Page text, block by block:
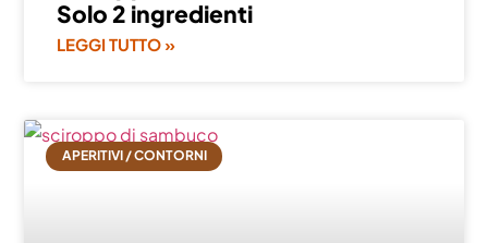
Solo 2 ingredienti
LEGGI TUTTO »
APERITIVI / CONTORNI